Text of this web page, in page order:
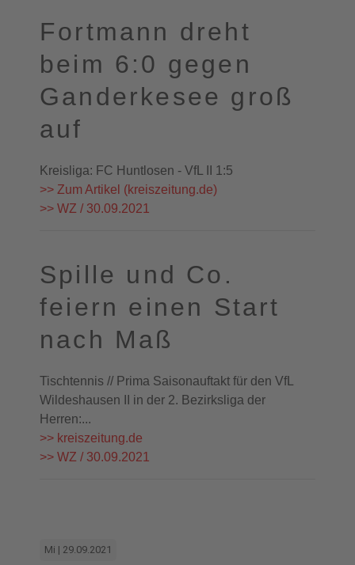
Fortmann dreht
beim 6:0 gegen
Ganderkesee groß
auf
Kreisliga: FC Huntlosen - VfL II 1:5
>> Zum Artikel (kreiszeitung.de)
>> WZ / 30.09.2021
Spille und Co.
feiern einen Start
nach Maß
Tischtennis // Prima Saisonauftakt für den VfL
Wildeshausen II in der 2. Bezirksliga der
Herren:...
>> kreiszeitung.de
>> WZ / 30.09.2021
Mi | 29.09.2021